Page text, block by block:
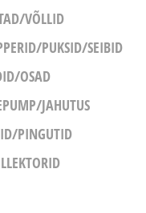
VÕLLID
PUKSID/SEIBID
OSAD
JAHUTUS
PINGUTID